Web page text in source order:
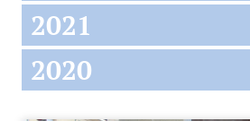
2021
2020